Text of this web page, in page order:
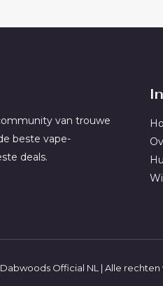
van trouwe
beste vape-
deals.
Official NL | Alle